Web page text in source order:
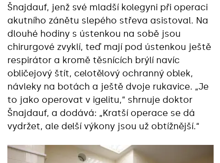
Šnajdauf, jenž své mladší kolegyni při operaci
akutního zánětu slepého střeva asistoval. Na
dlouhé hodiny s ústenkou na sobě jsou
chirurgové zvyklí, teď mají pod ústenkou ještě
respirátor a kromě těsnících brýlí navíc
obličejový štít, celotělový ochranný oblek,
návleky na botách a ještě dvoje rukavice. „Je
to jako operovat v igelitu,“ shrnuje doktor
Šnajdauf, a dodává: „Kratší operace se dá
vydržet, ale delší výkony jsou už obtížnější.“